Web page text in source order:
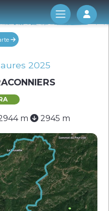
Log
2025
m 2945 m